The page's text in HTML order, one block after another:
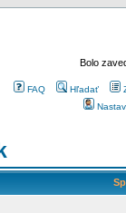
Bolo
FAQ Hľadať